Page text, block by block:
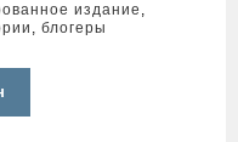
издание ,
,блогеры